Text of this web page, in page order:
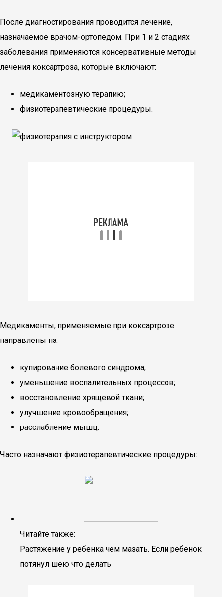
После диагностирования проводится лечение,
назначаемое врачом-ортопедом. При 1 и 2 стадиях
заболевания применяются консервативные методы
лечения коксартроза, которые включают:
медикаментозную терапию;
физиотерапевтические процедуры.
Медикаменты, применяемые при коксартрозе
направлены на:
купирование болевого синдрома;
уменьшение воспалительных процессов;
восстановление хрящевой ткани;
улучшение кровообращения;
расслабление мышц.
Часто назначают физиотерапевтические процедуры:
Читайте также:
Растяжение у ребенка чем мазать. Если ребенок
потянул шею что делать